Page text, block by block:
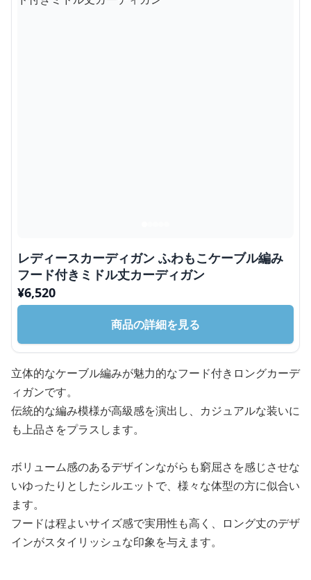
レディースカーディガン ふわもこケーブル編み
フード付きミドル丈カーディガン
¥6,520
商品の詳細を見る
立体的なケーブル編みが魅力的なフード付きロングカーデ
ィガンです。
伝統的な編み模様が高級感を演出し、カジュアルな装いに
も上品さをプラスします。
ボリューム感のあるデザインながらも窮屈さを感じさせな
いゆったりとしたシルエットで、様々な体型の方に似合い
ます。
フードは程よいサイズ感で実用性も高く、ロング丈のデザ
インがスタイリッシュな印象を与えます。